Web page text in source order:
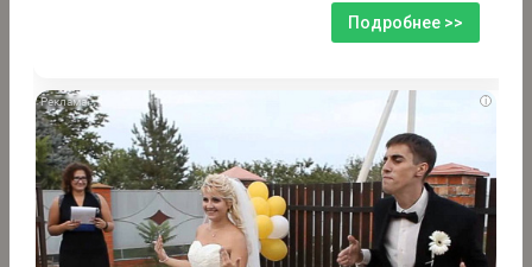
Подробнее >>
i